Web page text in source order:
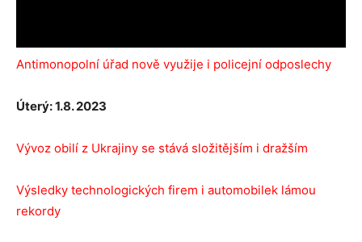
Antimonopolní úřad nově využije i policejní odposlechy
Úterý: 1.8. 2023
Vývoz obilí z Ukrajiny se stává složitějším i dražším
Výsledky technologických firem i automobilek lámou
rekordy